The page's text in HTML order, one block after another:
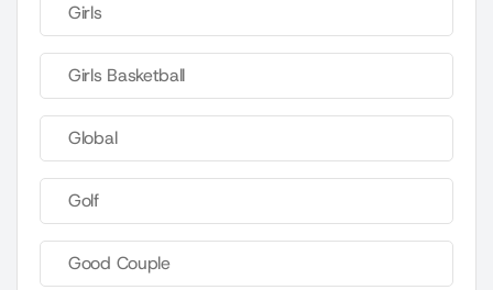
Girls
Girls Basketball
Global
Golf
Good Couple